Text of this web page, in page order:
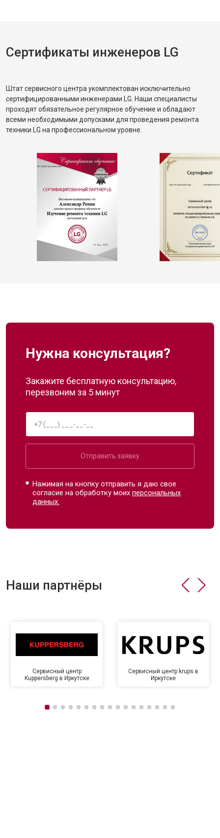
Сертификаты инженеров LG
Штат сервисного центра укомплектован исключительно
сертифицированными инженерами LG. Наши специалисты
проходят обязательное регулярное обучение и обладают
всеми необходимыми допусками для проведения ремонта
техники LG на профессиональном уровне.
Нужна консультация?
Закажите бесплатную консультацию,
перезвоним за 5 минут
Отправить заявку
Нажимая на кнопку отправить я даю свое
согласие на обработку моихперсональных
данных.
Наши партнёры
Сервисный центр
Kuppersberg в Иркутске
Сервисный центр krups в
Иркутске